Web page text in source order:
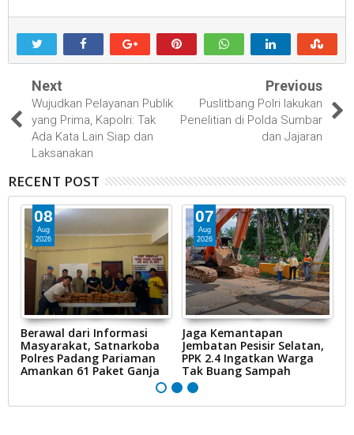
Next
Wujudkan Pelayanan Publik
yang Prima, Kapolri: Tak
Ada Kata Lain Siap dan
Laksanakan
Previous
Puslitbang Polri lakukan
Penelitian di Polda Sumbar
dan Jajaran
RECENT POST
08
Aug
2026
Berawal dari Informasi
Masyarakat, Satnarkoba
Polres Padang Pariaman
Amankan 61 Paket Ganja
07
Aug
2026
Jaga Kemantapan
Jembatan Pesisir Selatan,
PPK 2.4 Ingatkan Warga
Tak Buang Sampah